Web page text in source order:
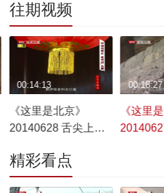
往期视频
《这里是北京》
20140628 舌尖上的
的美食
00:14:13
《这里
00:18:27
精彩看点